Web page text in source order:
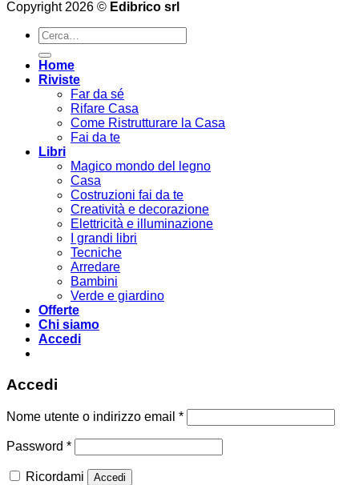
Copyright 2026 © Edibrico srl
Cerca:
Home
Riviste
Far da sé
Rifare Casa
Come Ristrutturare la Casa
Fai da te
Libri
Magico mondo del legno
Casa
Costruzioni fai da te
Creatività e decorazione
Elettricità e illuminazione
I grandi libri
Tecniche
Arredare
Bambini
Verde e giardino
Offerte
Chi siamo
Accedi
Accedi
Nome utente o indirizzo email *Richiesto
Password *Richiesto
Ricordami Accedi